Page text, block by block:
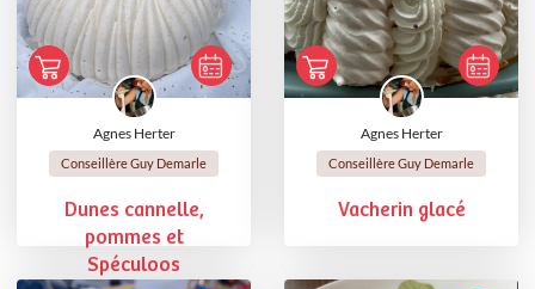
Agnes Herter
Conseillère Guy Demarle
Dunes cannelle,
pommes et
Spéculoos
Agnes Herter
Conseillère Guy Demarle
Vacherin glacé